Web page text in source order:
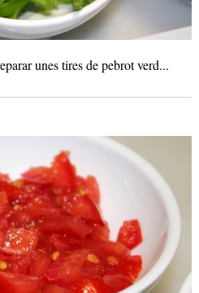
unes tires de pebrot verd...